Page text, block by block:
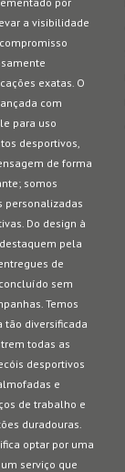
a visibilidade
exatas. O
com
para uso
desportivos,
de forma
somos
personalizadas
Do design à
pela
de
sem
Temos
tão diversificada
todas as
desportivos
e
de trabalho e
duradouras.
optar por uma
serviço que